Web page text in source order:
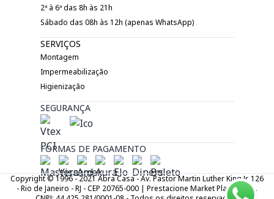
2ª à 6ª das 8h às 21h
Sábado das 08h às 12h (apenas WhatsApp)
SERVIÇOS
Montagem
Impermeabilização
Higienização
SEGURANÇA
FORMAS DE PAGAMENTO
Copyright © 1996 - 2021 Abra Casa - Av. Pastor Martin Luther King Jr. 126
- Rio de Janeiro - RJ - CEP 20765-000 | Prestacione Market Place LTDA.